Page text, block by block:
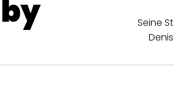
Seine St
Denis